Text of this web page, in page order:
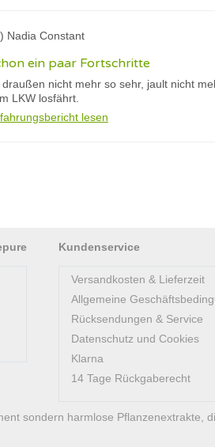
Nadia Constant
ein paar Fortschritte
draußen nicht mehr so sehr, jault nicht
LKW losfährt.
lesen
Kundenservice
Versandkosten & Lieferzeit
Allgemeine
Rücksendungen & Service
Datenschutz und Cookies
Klarna
14 Tage Rückgaberecht
sondern harmlose Pflanzenextrakte,